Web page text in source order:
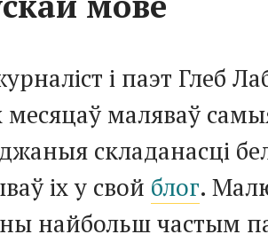
і паэт Глеб
месяцаў маляваў
складанасці
іх у свой блог.
найбольш частым